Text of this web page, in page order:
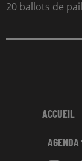
20 ballots de
ACCUEIL
AGENDA